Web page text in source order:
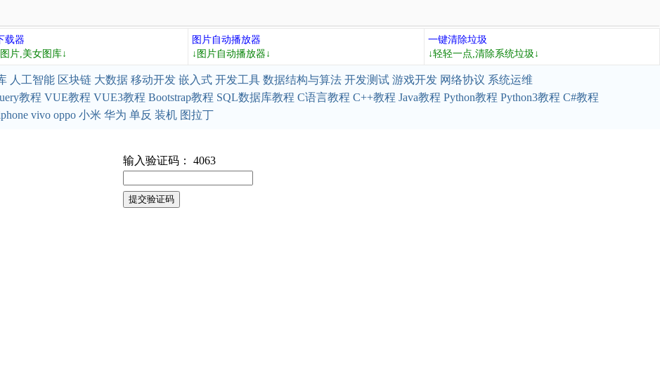
载器
片,美女图库↓
图片自动播放器
↓图片自动播放器↓
一键清除垃圾
↓轻轻一点,清除系统垃圾↓
人工智能 区块链 大数据 移动开发 嵌入式 开发工具 数据结构与算法 开发测试 游戏开发 网络协议 系统运维
教程 VUE教程 VUE3教程 Bootstrap教程 SQL数据库教程 C语言教程 C++教程 Java教程 Python教程 Python3教程 C#教程
vivo oppo 小米 华为 单反 装机 图拉丁
输入验证码： 4063